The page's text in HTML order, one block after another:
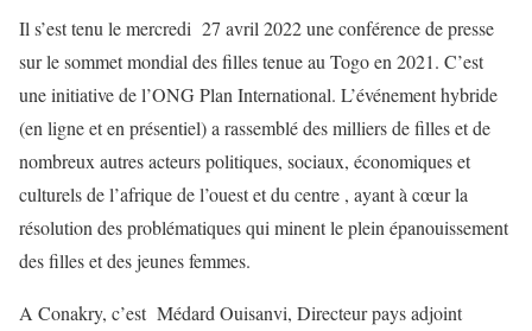
Il s’est tenu le mercredi 27 avril 2022 une conférence de presse
sur le sommet mondial des filles tenue au Togo en 2021. C’est
une initiative de l’ONG Plan International. L’événement hybride
(en ligne et en présentiel) a rassemblé des milliers de filles et de
nombreux autres acteurs politiques, sociaux, économiques et
culturels de l’afrique de l’ouest et du centre , ayant à cœur la
résolution des problématiques qui minent le plein épanouissement
des filles et des jeunes femmes.
A Conakry, c’est Médard Ouisanvi, Directeur pays adjoint